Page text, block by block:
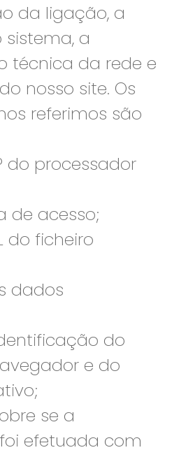
da ligação, a
a
técnica da rede e
nosso site. Os
referimos são
do processador
de acesso;
do ficheiro
dados
do
e do
se a
efetuada com